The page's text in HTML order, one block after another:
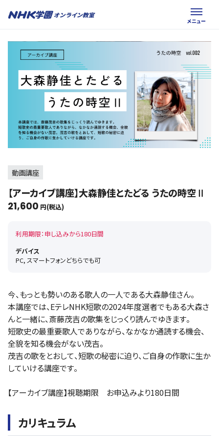
動画講座
【アーカイブ講座】大森静佳とたどる うたの時空Ⅱ
21,600 円(税込)
利用期限：申し込みから180日間
デバイス
PC, スマートフォンどちらでも可
今、もっとも勢いのある歌人の一人である大森静佳さん。
本講座では、EテレNHK短歌の2024年度選者でもある大森さ
んと一緒に、斎藤茂吉の歌集をじっくり読んでゆきます。
短歌史の最重要歌人でありながら、なかなか通読する機会、
全貌を知る機会がない茂吉。
茂吉の歌をとおして、短歌の秘密に迫り、ご自身の作歌に生か
していける講座です。
【アーカイブ講座】視聴期限 お申込みより180日間
カリキュラム